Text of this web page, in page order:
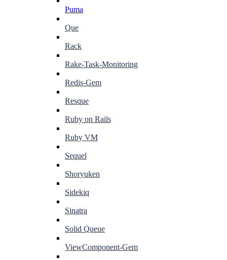
Puma
Que
Rack
Rake-Task-Monitoring
Redis-Gem
Resque
Ruby on Rails
Ruby VM
Sequel
Shoryuken
Sidekiq
Sinatra
Solid Queue
ViewComponent-Gem